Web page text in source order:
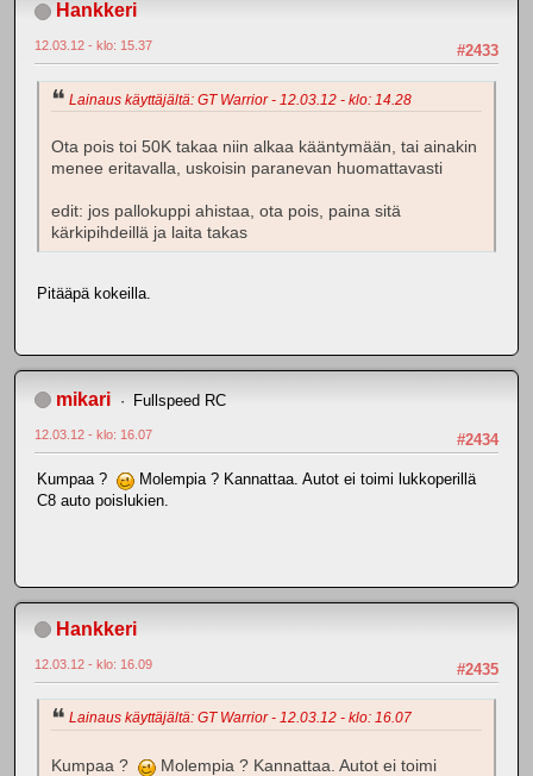
Hankkeri
#2433
12.03.12 - klo: 15.37
Lainaus käyttäjältä: GT Warrior - 12.03.12 - klo: 14.28
Ota pois toi 50K takaa niin alkaa kääntymään, tai ainakin
menee eritavalla, uskoisin paranevan huomattavasti
edit: jos pallokuppi ahistaa, ota pois, paina sitä
kärkipihdeillä ja laita takas
Pitääpä kokeilla.
mikari Fullspeed RC
#2434
12.03.12 - klo: 16.07
Kumpaa ?
Molempia ? Kannattaa. Autot ei toimi lukkoperillä
C8 auto poislukien.
Hankkeri
#2435
12.03.12 - klo: 16.09
Lainaus käyttäjältä: GT Warrior - 12.03.12 - klo: 16.07
Kumpaa ?
Molempia ? Kannattaa. Autot ei toimi